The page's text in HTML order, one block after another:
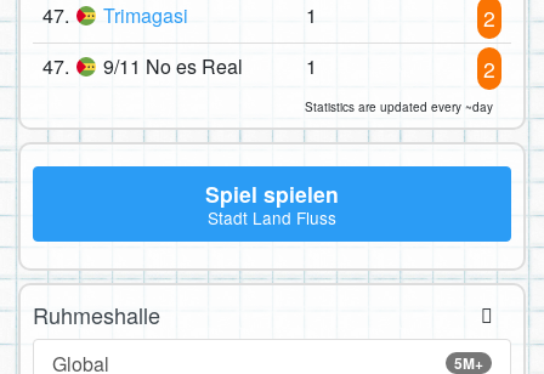
47. Trimagasi 1 2
47. 9/11 No es Real 1 2
Statistics are updated every ~day
Spiel spielen
Stadt Land Fluss
Ruhmeshalle
5M+
Global